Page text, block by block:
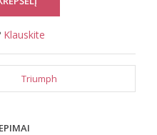
Klauskite
Triumph